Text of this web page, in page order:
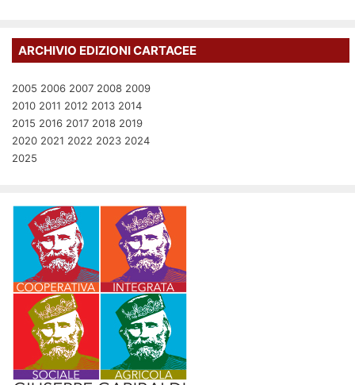
ARCHIVIO EDIZIONI CARTACEE
2005 2006 2007 2008 2009
2010 2011 2012 2013 2014
2015 2016 2017 2018 2019
2020 2021 2022 2023 2024
2025